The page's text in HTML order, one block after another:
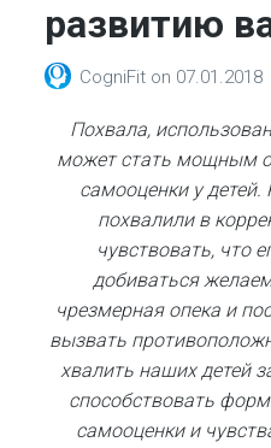
развитию
CogniFit on 07.01.2018
Похвала,
может стать мощным
самооценки у детей.
похвалили в
чувствовать, что
добиваться
чрезмерная опека и
вызвать
хвалить наших детей
способствовать
самооценки и